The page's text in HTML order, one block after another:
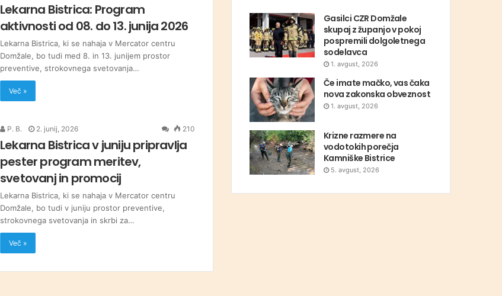
Lekarna Bistrica: Program
aktivnosti od 08. do 13. junija 2026
Lekarna Bistrica, ki se nahaja v Mercator centru
Domžale, bo tudi med 8. in 13. junijem prostor
preventive, strokovnega svetovanja…
Več »
P. B. 2. junij, 2026 210
Lekarna Bistrica v juniju pripravlja
pester program meritev,
svetovanj in promocij
Lekarna Bistrica, ki se nahaja v Mercator centru
Domžale, bo tudi v juniju prostor preventive,
strokovnega svetovanja in skrbi za…
Več »
Gasilci CZR Domžale
skupaj z županjo v pokoj
pospremili dolgoletnega
sodelavca
1. avgust, 2026
Če imate mačko, vas čaka
nova zakonska obveznost
1. avgust, 2026
Krizne razmere na
vodotokih porečja
Kamniške Bistrice
5. avgust, 2026